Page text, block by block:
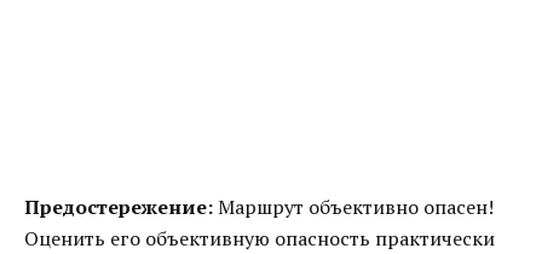
Предостережение:Маршрут объективно опасен!
Оценить его объективную опасность практически